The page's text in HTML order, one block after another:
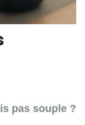
pas souple ?